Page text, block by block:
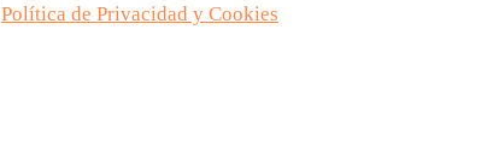
Política de Privacidad y Cookies